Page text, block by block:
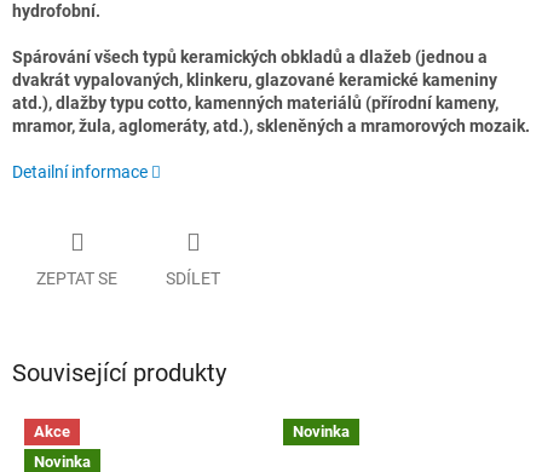
hydrofobní.
Spárování všech typů keramických obkladů a dlažeb (jednou a
dvakrát vypalovaných, klinkeru, glazované keramické kameniny
atd.), dlažby typu cotto, kamenných materiálů (přírodní kameny,
mramor, žula, aglomeráty, atd.), skleněných a mramorových mozaik.
Detailní informace
ZEPTAT SE SDÍLET
Související produkty
Akce
Novinka
Novinka